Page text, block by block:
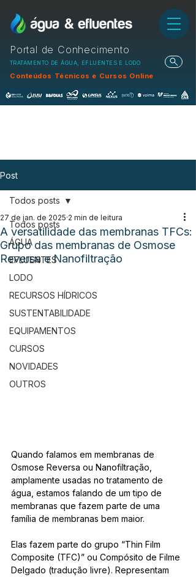
Portal de Conhecimento
TRATAMENTO DE ÁGUA, EFLUENTES E LODO
Conteúdos Técnicos e Cursos Online
Post
Todos posts
ÁGUA
EFLUENTES
LODO
RECURSOS HÍDRICOS
SUSTENTABILIDADE
EQUIPAMENTOS
CURSOS
NOVIDADES
OUTROS
Todos posts
A versatilidade das membranas TFCs:
Grupo das membranas de Osmose
Reversa e Nanofiltração
27 de jan. de 2025 2 min de leitura
Quando falamos em membranas de
Osmose Reversa ou Nanofiltração,
amplamente usadas no tratamento de
água, estamos falando de um tipo de
membranas que fazem parte de uma
família de membranas bem maior.
Elas fazem parte do grupo “Thin Film
Composite (TFC)” ou Compósito de Filme
Delgado (tradução livre). Representam